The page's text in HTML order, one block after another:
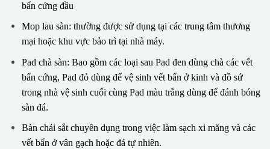
bẩn cứng đầu
Mop lau sàn: thường được sử dụng tại các trung tâm thương
mại hoặc khu vực bảo trì tại nhà máy.
Pad chà sàn: Bao gồm các loại sau Pad đen dùng chà các vết
bẩn cứng, Pad đỏ dùng để vệ sinh vết bẩn ở kinh và đồ sứ
trong nhà vệ sinh cuối cùng Pad màu trắng dùng để đánh bóng
sàn đá.
Bàn chải sắt chuyên dụng trong việc làm sạch xi măng và các
vết bẩn ở vân gạch hoặc đá tự nhiên.